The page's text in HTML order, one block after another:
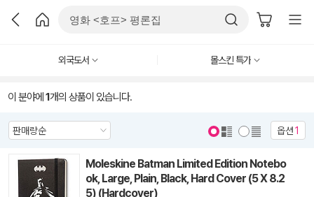
외국도서 몰스킨 특가
이 분야에 1개의 상품이 있습니다.
옵션1
Moleskine Batman Limited Edition Notebo
ok, Large, Plain, Black, Hard Cover (5 X 8.2
5) (Hardcover)